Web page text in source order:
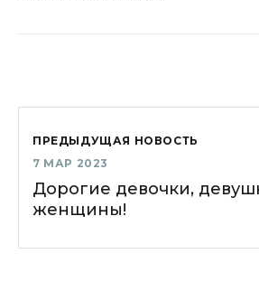
ПРЕДЫДУЩАЯ НОВОСТЬ
7 МАР 2023
Дорогие девочки,
женщины!